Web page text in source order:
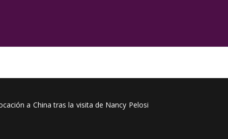
a China tras la visita de Nancy Pelosi